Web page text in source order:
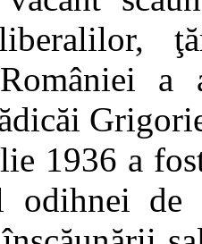
a
1936 a
odihnei de